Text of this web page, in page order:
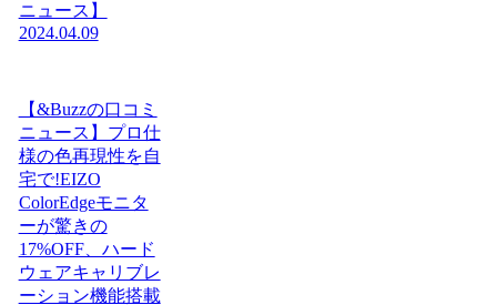
ニュース】
2024.04.09
【&Buzzの口コミ
ニュース】プロ仕
様の色再現性を自
宅で!EIZO
ColorEdgeモニタ
ーが驚きの
17%OFF、ハード
ウェアキャリブレ
ーション機能搭載